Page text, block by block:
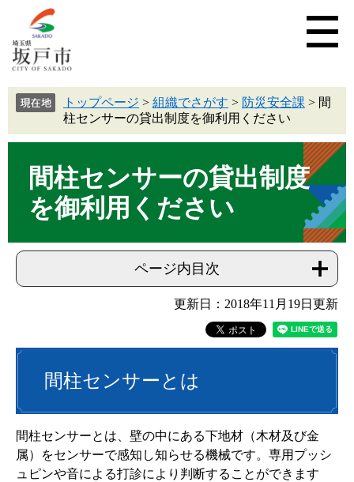
トップページ > 組織でさがす > 防災安全課 > 間
柱センサーの貸出制度を御利用ください
間柱センサーの貸出制度
を御利用ください
ページ内目次
更新日：2018年11月19日更新
間柱センサーとは
間柱センサーとは、壁の中にある下地材（木材及び金
属）をセンサーで感知し知らせる機械です。専用プッシ
ュピンや音による打診により判断することができます